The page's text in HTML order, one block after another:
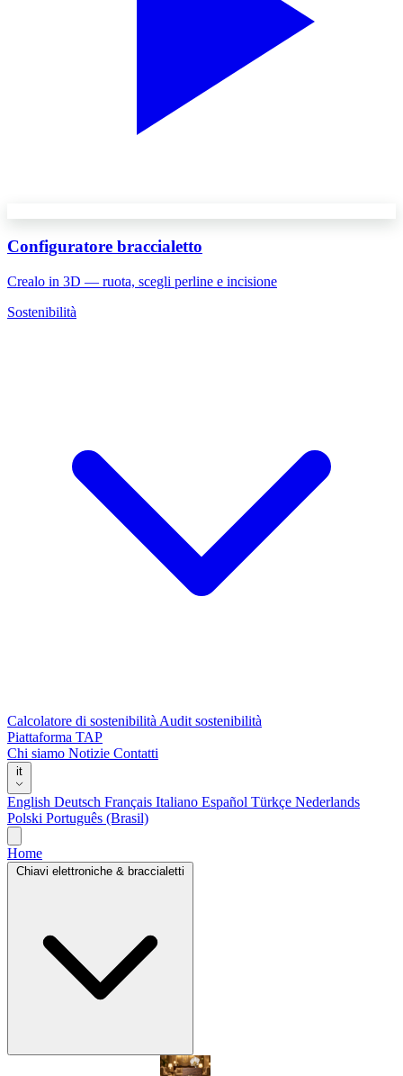
Configuratore braccialetto
Crealo in 3D — ruota, scegli perline e incisione
Sostenibilità
Calcolatore di sostenibilità Audit sostenibilità
Piattaforma TAP
Chi siamo Notizie Contatti
it
English Deutsch Français Italiano Español Türkçe Nederlands
Polski Português (Brasil)
Home